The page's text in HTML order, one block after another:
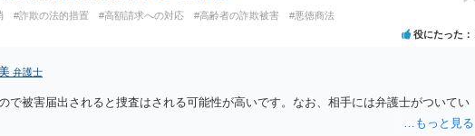
#詐欺の法的措置 #高額請求への対応 #高齢者の詐欺被害 #悪徳商法
役にたった
弁護士
で被害届出されると捜査はされる可能性が高いです。なお、相手には弁護士がついてい